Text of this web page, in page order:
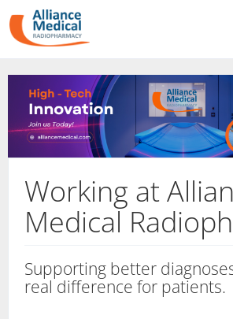
Working at
Medical
Supporting better
real difference for patients.